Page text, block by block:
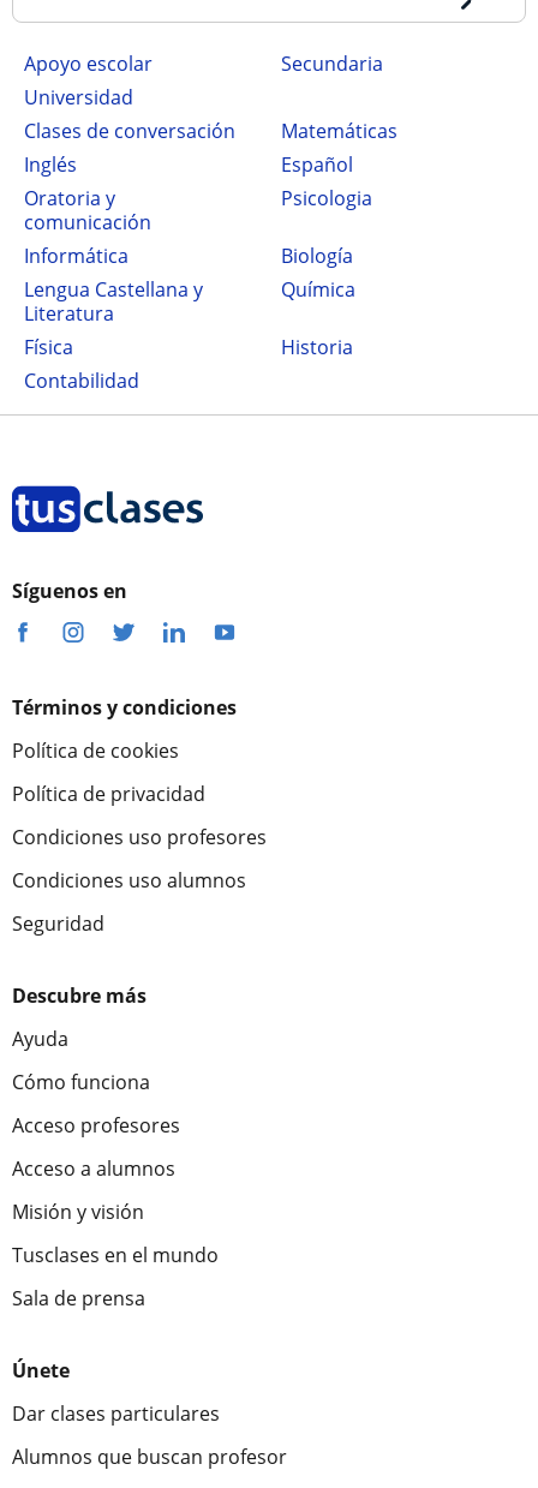
Apoyo escolar
secundaria
Universidad
Clases de conversación
Matemáticas
Inglés
Español
Oratoria y
comunicación
Psicologia
Informática
Biología
Lengua Castellana y
Literatura
Química
Física
Historia
Contabilidad
Síguenos en
Términos y condiciones
Política de cookies
Política de privacidad
Condiciones uso profesores
Condiciones uso alumnos
Seguridad
Descubre más
Ayuda
Cómo funciona
Acceso profesores
Acceso a alumnos
Misión y visión
Tusclases en el mundo
Sala de prensa
Únete
Dar clases particulares
Alumnos que buscan profesor